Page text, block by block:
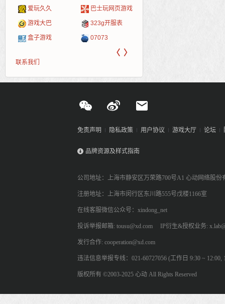
爱玩久久 巴士玩网页游戏
游戏大巴 323g开服表
盒子游戏 07073
〈 〉
联系我们
免责声明 隐私政策 用户协议 游戏大厅 论坛
品牌资源及样式指南
公司地址：上海市静安区万荣路700号A1 心动网络股份
注册地址：上海市闵行区东川路555号戊楼1166室
在线客服微信公众号：xindong_net
投诉举报邮箱: tousu@xd.com IP衍生&授权业务:
发行合作: cooperation@xd.com
违法信息举报专线：021-60727056 (工作日 9:30 ~ 12:00,
版权所有 ©2003-2025 心动 All Rights Reserved